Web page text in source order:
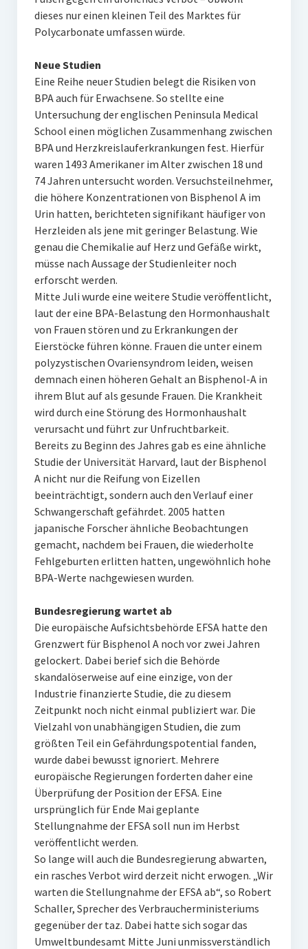
dieses nur einen kleinen Teil des Marktes für
Polycarbonate umfassen würde.
Neue Studien
Eine Reihe neuer Studien belegt die Risiken von
BPA auch für Erwachsene. So stellte eine
Untersuchung der englischen Peninsula Medical
School einen möglichen Zusammenhang zwischen
BPA und Herzkreislauferkrankungen fest. Hierfür
waren 1493 Amerikaner im Alter zwischen 18 und
74 Jahren untersucht worden. Versuchsteilnehmer,
die höhere Konzentrationen von Bisphenol A im
Urin hatten, berichteten signifikant häufiger von
Herzleiden als jene mit geringer Belastung. Wie
genau die Chemikalie auf Herz und Gefäße wirkt,
müsse nach Aussage der Studienleiter noch
erforscht werden.
Mitte Juli wurde eine weitere Studie veröffentlicht,
laut der eine BPA-Belastung den Hormonhaushalt
von Frauen stören und zu Erkrankungen der
Eierstöcke führen könne. Frauen die unter einem
polyzystischen Ovariensyndrom leiden, weisen
demnach einen höheren Gehalt an Bisphenol-A in
ihrem Blut auf als gesunde Frauen. Die Krankheit
wird durch eine Störung des Hormonhaushalt
verursacht und führt zur Unfruchtbarkeit.
Bereits zu Beginn des Jahres gab es eine ähnliche
Studie der Universität Harvard, laut der Bisphenol
A nicht nur die Reifung von Eizellen
beeinträchtigt, sondern auch den Verlauf einer
Schwangerschaft gefährdet. 2005 hatten
japanische Forscher ähnliche Beobachtungen
gemacht, nachdem bei Frauen, die wiederholte
Fehlgeburten erlitten hatten, ungewöhnlich hohe
BPA-Werte nachgewiesen wurden.
Bundesregierung wartet ab
Die europäische Aufsichtsbehörde EFSA hatte den
Grenzwert für Bisphenol A noch vor zwei Jahren
gelockert. Dabei berief sich die Behörde
skandalöserweise auf eine einzige, von der
Industrie finanzierte Studie, die zu diesem
Zeitpunkt noch nicht einmal publiziert war. Die
Vielzahl von unabhängigen Studien, die zum
größten Teil ein Gefährdungspotential fanden,
wurde dabei bewusst ignoriert. Mehrere
europäische Regierungen forderten daher eine
Überprüfung der Position der EFSA. Eine
ursprünglich für Ende Mai geplante
Stellungnahme der EFSA soll nun im Herbst
veröffentlicht werden.
So lange will auch die Bundesregierung abwarten,
ein rasches Verbot wird derzeit nicht erwogen. „Wir
warten die Stellungnahme der EFSA ab“, so Robert
Schaller, Sprecher des Verbraucherministeriums
gegenüber der taz. Dabei hatte sich sogar das
Umweltbundesamt Mitte Juni unmissverständlich